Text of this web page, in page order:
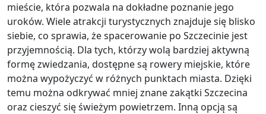
mieście, która pozwala na dokładne poznanie jego
uroków. Wiele atrakcji turystycznych znajduje się blisko
siebie, co sprawia, że spacerowanie po Szczecinie jest
przyjemnością. Dla tych, którzy wolą bardziej aktywną
formę zwiedzania, dostępne są rowery miejskie, które
można wypożyczyć w różnych punktach miasta. Dzięki
temu można odkrywać mniej znane zakątki Szczecina
oraz cieszyć się świeżym powietrzem. Inną opcją są